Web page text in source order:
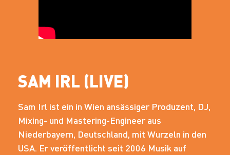
SAM IRL (LIVE)
Sam Irl ist ein in Wien ansässiger Produzent, DJ,
Mixing- und Mastering-Engineer aus
Niederbayern, Deutschland, mit Wurzeln in den
USA. Er veröffentlicht seit 2006 Musik auf